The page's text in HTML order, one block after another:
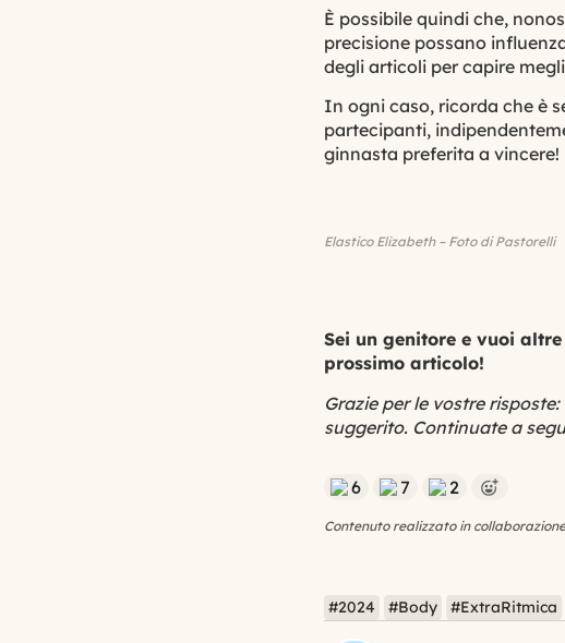
È possibile quindi che,
precisione possano
degli articoli per capire
In ogni caso, ricorda che è
partecipanti,
ginnasta preferita a vincere!
Elastico Elizabeth – Foto di Pastorelli
Sei un genitore e vuoi
prossimo articolo!
Grazie per le vostre
suggerito. Continuate a
6 7 2
Contenuto realizzato in
#2024 #Body #ExtraRitmica